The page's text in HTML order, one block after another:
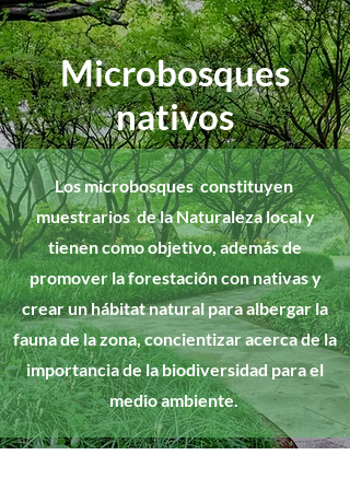
Microbosques
nativos
Los microbosques constituyen
muestrarios de la Naturaleza local y
tienen como objetivo, además de
promover la forestación con nativas y
crear un hábitat natural para albergar la
fauna de la zona, concientizar acerca de la
importancia de la biodiversidad para el
medio ambiente.